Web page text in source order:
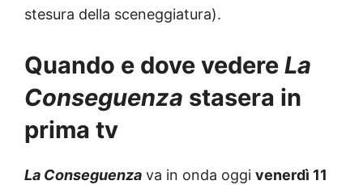
stesura della sceneggiatura).
Quando e dove vedere La
Conseguenza stasera in
prima tv
La Conseguenza va in onda oggi venerdì 11